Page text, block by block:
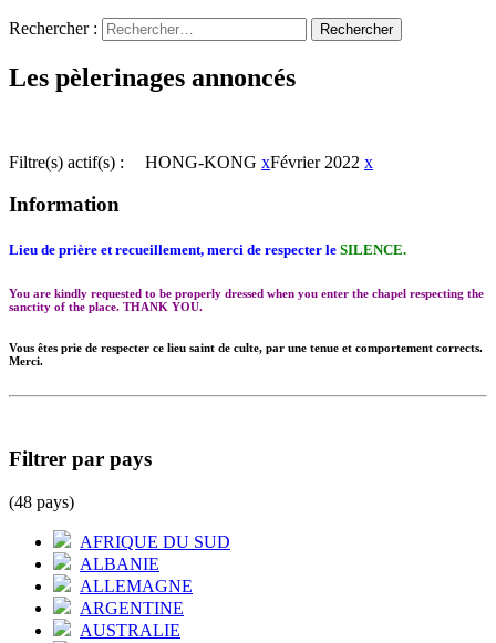
Rechercher :
Les pèlerinages annoncés
Filtre(s) actif(s) : HONG-KONG xFévrier 2022 x
Information
Lieu de prière et recueillement, merci de respecter le SILENCE.
You are kindly requested to be properly dressed when you enter the chapel respecting the
sanctity of the place. THANK YOU.
Vous êtes prie de respecter ce lieu saint de culte, par une tenue et comportement corrects.
Merci.
Filtrer par pays
(48 pays)
AFRIQUE DU SUD
ALBANIE
ALLEMAGNE
ARGENTINE
AUSTRALIE